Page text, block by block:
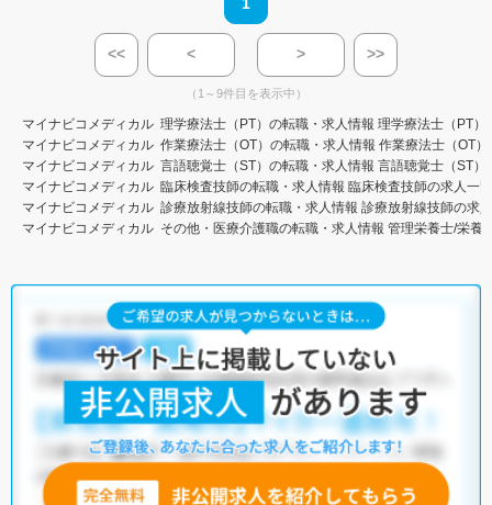
1
<< < > >>
（1～9件目を表示中）
マイナビコメディカル 理学療法士（PT）の転職・求人情報 理学療法士（PT）
マイナビコメディカル 作業療法士（OT）の転職・求人情報 作業療法士（OT
マイナビコメディカル 言語聴覚士（ST）の転職・求人情報 言語聴覚士（ST）
マイナビコメディカル 臨床検査技師の転職・求人情報 臨床検査技師の求人一覧
マイナビコメディカル 診療放射線技師の転職・求人情報 診療放射線技師の求
マイナビコメディカル その他・医療介護職の転職・求人情報 管理栄養士/栄養